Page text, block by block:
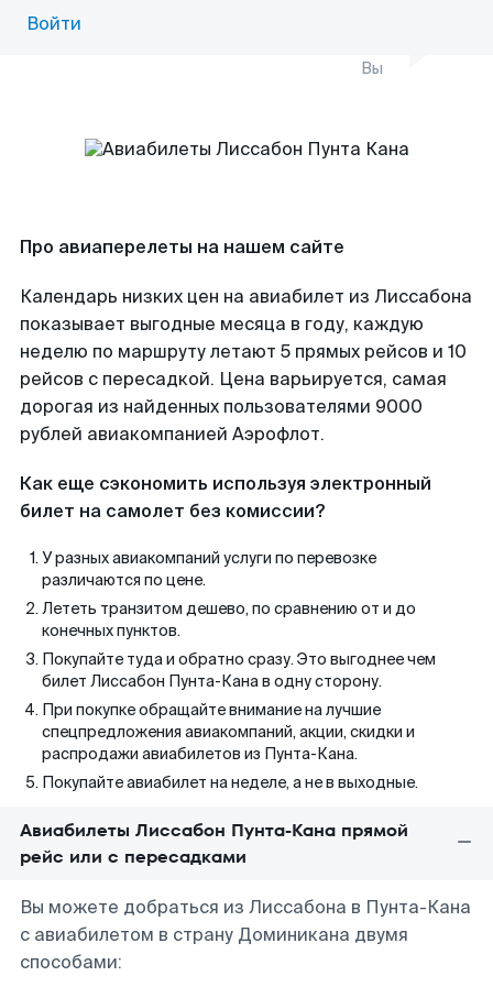
Войти
Вы
Про авиаперелеты на нашем сайте
Календарь низких цен на авиабилет из Лиссабона
показывает выгодные месяца в году, каждую
неделю по маршруту летают 5 прямых рейсов и 10
рейсов с пересадкой. Цена варьируется, самая
дорогая из найденных пользователями 9000
рублей авиакомпанией Аэрофлот.
Как еще сэкономить используя электронный
билет на самолет без комиссии?
У разных авиакомпаний услуги по перевозке
различаются по цене.
Лететь транзитом дешево, по сравнению от и до
конечных пунктов.
Покупайте туда и обратно сразу. Это выгоднее чем
билет Лиссабон Пунта-Кана в одну сторону.
При покупке обращайте внимание на лучшие
спецпредложения авиакомпаний, акции, скидки и
распродажи авиабилетов из Пунта-Кана.
Покупайте авиабилет на неделе, а не в выходные.
Авиабилеты Лиссабон Пунта-Кана прямой
рейс или с пересадками
Вы можете добраться из Лиссабона в Пунта-Кана
с авиабилетом в страну Доминикана двумя
способами: